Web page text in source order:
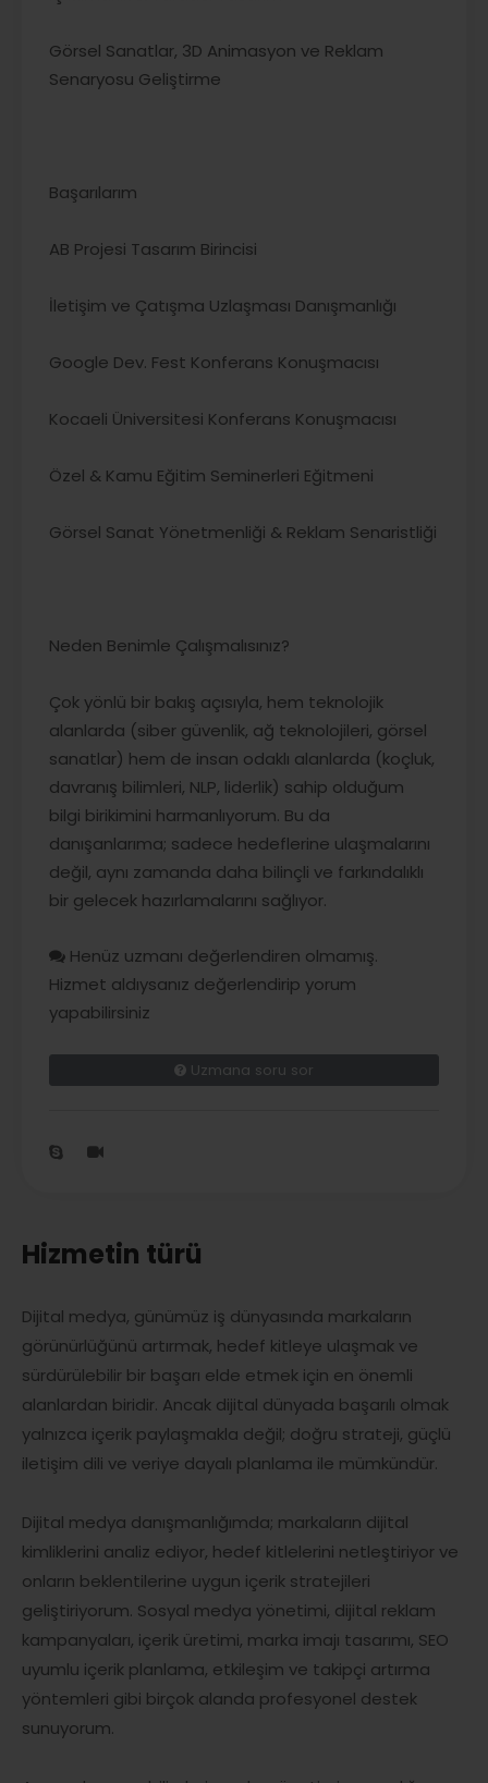
Görsel Sanatlar, 3D Animasyon ve Reklam
Senaryosu Geliştirme
Başarılarım
AB Projesi Tasarım Birincisi
İletişim ve Çatışma Uzlaşması Danışmanlığı
Google Dev. Fest Konferans Konuşmacısı
Kocaeli Üniversitesi Konferans Konuşmacısı
Özel & Kamu Eğitim Seminerleri Eğitmeni
Görsel Sanat Yönetmenliği & Reklam Senaristliği
Neden Benimle Çalışmalısınız?
Çok yönlü bir bakış açısıyla, hem teknolojik
alanlarda (siber güvenlik, ağ teknolojileri, görsel
sanatlar) hem de insan odaklı alanlarda (koçluk,
davranış bilimleri, NLP, liderlik) sahip olduğum
bilgi birikimini harmanlıyorum. Bu da
danışanlarıma; sadece hedeflerine ulaşmalarını
değil, aynı zamanda daha bilinçli ve farkındalıklı
bir gelecek hazırlamalarını sağlıyor.
Henüz uzmanı değerlendiren olmamış.
Hizmet aldıysanız değerlendirip yorum
yapabilirsiniz
Uzmana soru sor
Hizmetin türü
Dijital medya, günümüz iş dünyasında markaların
görünürlüğünü artırmak, hedef kitleye ulaşmak ve
sürdürülebilir bir başarı elde etmek için en önemli
alanlardan biridir. Ancak dijital dünyada başarılı olmak
yalnızca içerik paylaşmakla değil; doğru strateji, güçlü
iletişim dili ve veriye dayalı planlama ile mümkündür.
Dijital medya danışmanlığımda; markaların dijital
kimliklerini analiz ediyor, hedef kitlelerini netleştiriyor ve
onların beklentilerine uygun içerik stratejileri
geliştiriyorum. Sosyal medya yönetimi, dijital reklam
kampanyaları, içerik üretimi, marka imajı tasarımı, SEO
uyumlu içerik planlama, etkileşim ve takipçi artırma
yöntemleri gibi birçok alanda profesyonel destek
sunuyorum.